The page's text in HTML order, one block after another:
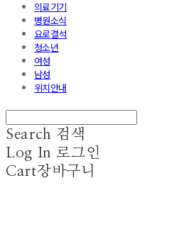
의료기기
병원소식
요로결석
청소년
여성
남성
위치안내
Search 검색
Log In 로그인
Cart장바구니